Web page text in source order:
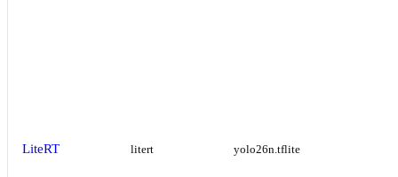
LiteRT litert yolo26n.tflite